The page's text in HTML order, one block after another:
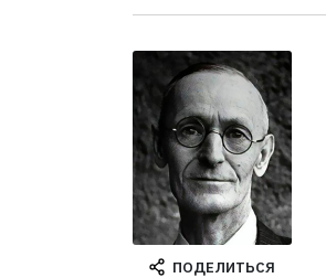
ПОДЕЛИТЬСЯ